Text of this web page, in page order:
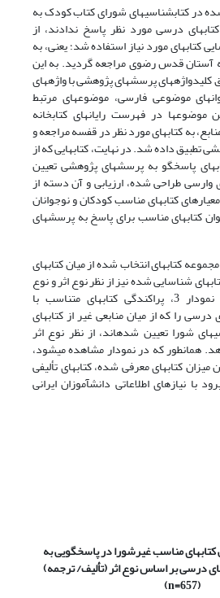
در کتابشناسی‏های شورای کتاب کودک به
درسی مورد نظر پاسخ ندادند، از
کتابهای مورد نیاز استفاده شد؛ یعنی، به
آستان قدس رضوی مراجعه گردید. به این
کلیدواژه‏های پرسشهای پژوهشی با واژه‏های
موضوعی فارسی، موضوعهای مرتبط
در فهرست رایانه‏ای کتابخانه
به کتابهای مورد نظر در قفسه مراجعه و
تطبیق داده شد. در نهایت، کتابهایی که از
پاسخگو به پرسشهای پژوهشی تعیین
طراحی شده، ارزیابی و آن دسته از
که دست کم 50% معیارهای کتابهای مناسب کودکان و نوجوانان
کتابهای مناسب برای پاسخ به پرسشهای
کتابهای انتخاب شده از میان کتابهای
شناسایی شده نیز از نظر نوع اثر و نوع
محتوا، بررسی می‌شوند. نمودار 3، پراکندگی کتابهای متناسب با
را که از میان منابعی غیر از کتابهای
شورا تعیین شده‏اند، از نظر نوع اثر
همان‏طور که در نمودار مشاهده می‏شود،
کتابهای معرفی شده، کتابهای تألیفی
با نیازهای اطلاعاتی دانش‏آموزان ایرانی
نسبی کتابهای مناسب غیرشورا در پاسخگویی به
درسی بر اساس نوع اثر (تألیف/ ترجمه)
(n=657)